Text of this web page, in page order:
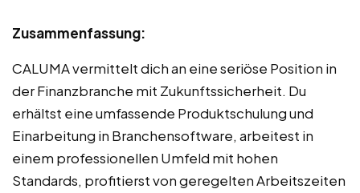
Zusammenfassung:
CALUMA vermittelt dich an eine seriöse Position in
der Finanzbranche mit Zukunftssicherheit. Du
erhältst eine umfassende Produktschulung und
Einarbeitung in Branchensoftware, arbeitest in
einem professionellen Umfeld mit hohen
Standards, profitierst von geregelten Arbeitszeiten